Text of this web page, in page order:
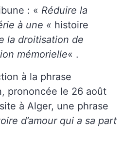
: « Réduire la
à une « histoire
la droitisation de
mémorielle« .
à la phrase
prononcée le 26 août
à Alger, une phrase
d’amour qui a sa part